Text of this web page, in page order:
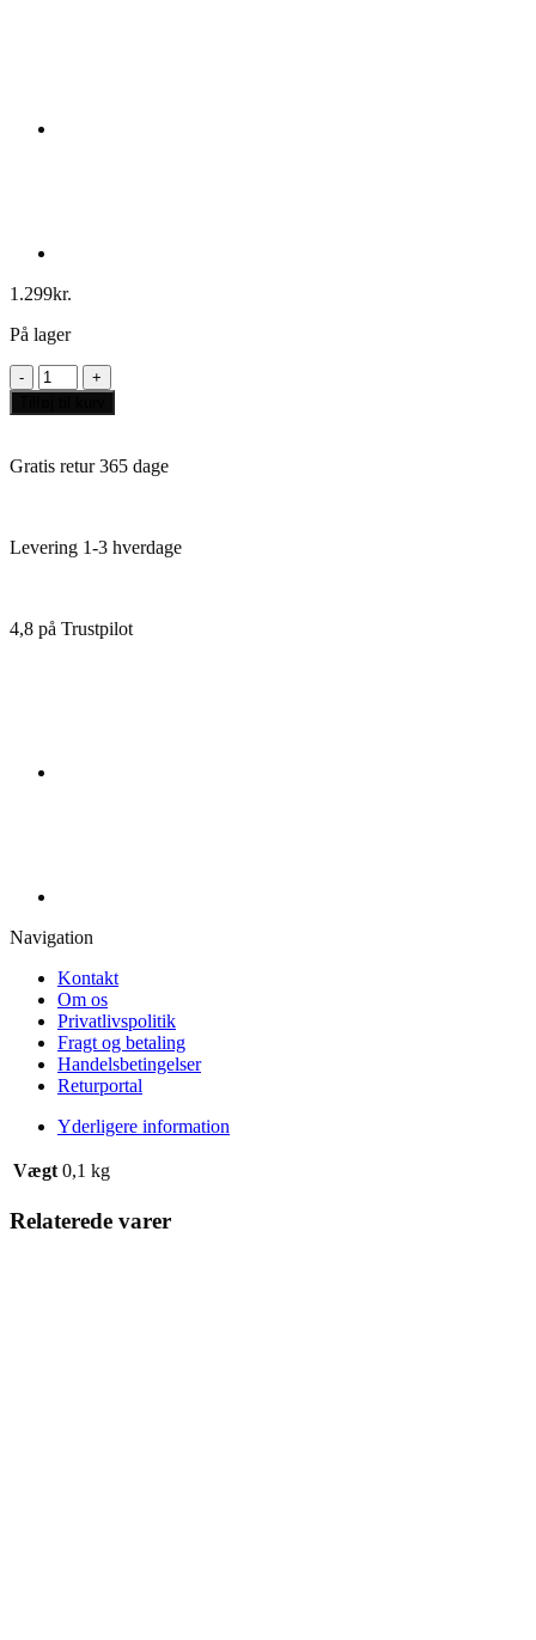
1.299kr.
På lager
Gloomhaven
Second
Edition
Game
Gratis retur 365 dage
Levering 1-3 hverdage
4,8 på Trustpilot
Navigation
Kontakt
Om os
Privatlivspolitik
Fragt og betaling
Handelsbetingelser
Returportal
Yderligere information
Vægt 0,1 kg
Relaterede varer